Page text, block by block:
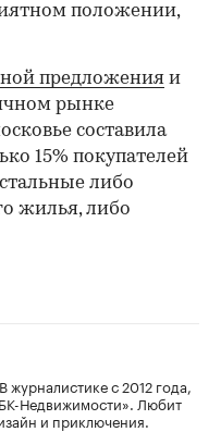
положении,
предложения и
рынке
составила
15% покупателей
либо
жилья, либо
с 2012 года,
Недвижимости». Любит
и приключения.